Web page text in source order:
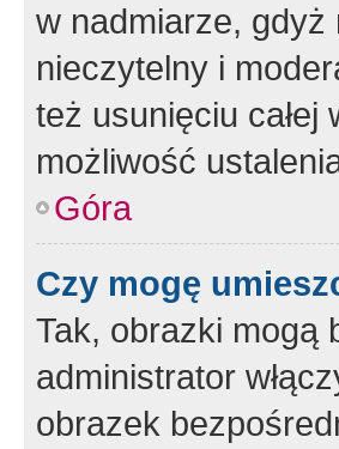
w nadmiarze, gdyż
nieczytelny i
też usunięciu
możliwość
Góra
Czy mogę
Tak, obrazki mogą
administrator
obrazek